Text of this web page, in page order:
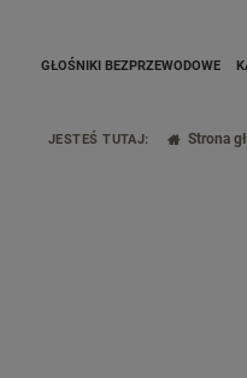
GŁOŚNIKI BEZPRZEWODOWE
JESTEŚ TUTAJ: Strona